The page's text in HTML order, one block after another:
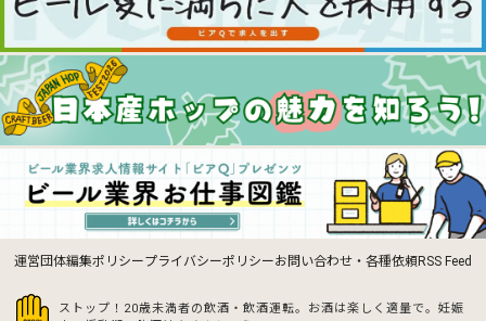
運営団体編集ポリシープライバシーポリシーお問い合わせ・各種依頼RSS Feed
ストップ！20歳未満者の飲酒・飲酒運転。お酒は楽しく適量で。 妊娠